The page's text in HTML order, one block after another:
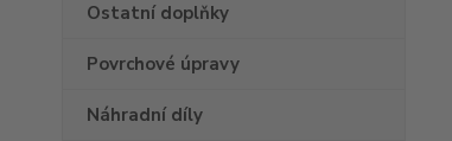
Ostatní doplňky
Povrchové úpravy
Náhradní díly